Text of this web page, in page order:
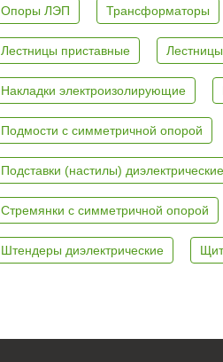
Опоры ЛЭП Трансформаторы
Лестницы приставные
Накладки электроизолирующие
Подмости с симметричной опорой
Подставки (настилы) диэлектрические
Стремянки с симметричной опорой
Штендеры диэлектрические